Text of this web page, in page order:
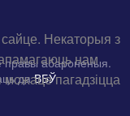
правы абароненыя.
даВБЎ
Некаторыя з
нам
пагадзіцца